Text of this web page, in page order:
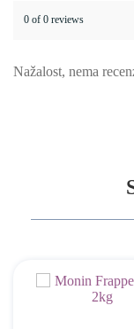
0 of 0 reviews
Nažalost, nema